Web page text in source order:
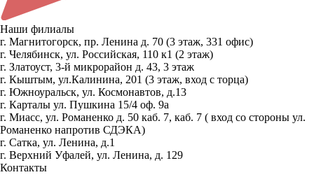
Наши филиалы
г. Магнитогорск, пр. Ленина д. 70 (3 этаж, 331 офис)
г. Челябинск, ул. Российская, 110 к1 (2 этаж)
г. Златоуст, 3-й микрорайон д. 43, 3 этаж
г. Кыштым, ул.Калинина, 201 (3 этаж, вход с торца)
г. Южноуральск, ул. Космонавтов, д.13
г. Карталы ул. Пушкина 15/4 оф. 9а
г. Миасс, ул. Романенко д. 50 каб. 7, каб. 7 ( вход со стороны ул.
Романенко напротив СДЭКА)
г. Сатка, ул. Ленина, д.1
г. Верхний Уфалей, ул. Ленина, д. 129
Контакты